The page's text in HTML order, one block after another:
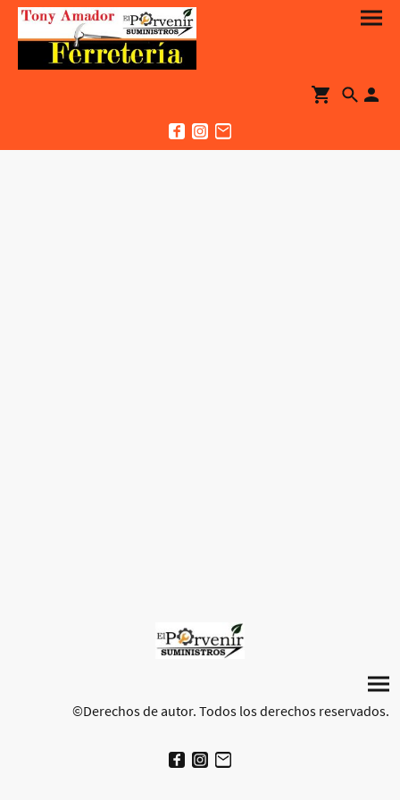
©Derechos de autor. Todos los derechos reservados.